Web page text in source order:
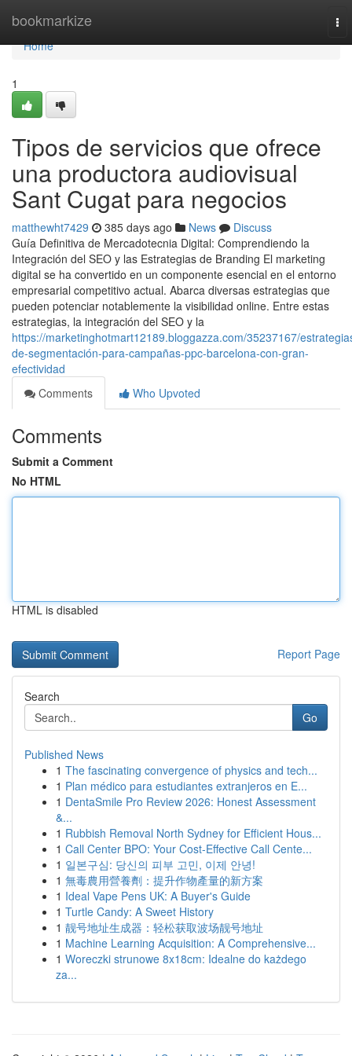
bookmarkize
Home
Home
1
Tipos de servicios que ofrece
una productora audiovisual
Sant Cugat para negocios
matthewht7429 385 days ago News
Discuss
Guía Definitiva de Mercadotecnia Digital: Comprendiendo la
Integración del SEO y las Estrategias de Branding El marketing
digital se ha convertido en un componente esencial en el entorno
empresarial competitivo actual. Abarca diversas estrategias que
pueden potenciar notablemente la visibilidad online. Entre estas
estrategias, la integración del SEO y la
https://marketinghotmart12189.bloggazza.com/35237167/
de-segmentación-para-campañas-ppc-barcelona-con-gran-
efectividad
Comments
Who Upvoted
Comments
Submit a Comment
No HTML
HTML is disabled
Report Page
Search
Go
Published News
1 The fascinating convergence of physics and tech...
1 Plan médico para estudiantes extranjeros en E...
1 DentaSmile Pro Review 2026: Honest Assessment
&...
1 Rubbish Removal North Sydney for Efficient Hous...
1 Call Center BPO: Your Cost-Effective Call Cente...
1 일본구심: 당신의 피부 고민, 이제 안녕!
1 無毒農用營養劑：提升作物產量的新方案
1 Ideal Vape Pens UK: A Buyer's Guide
1 Turtle Candy: A Sweet History
1 靓号地址生成器：轻松获取波场靓号地址
1 Machine Learning Acquisition: A Comprehensive...
1 Woreczki strunowe 8x18cm: Idealne do każdego
za...